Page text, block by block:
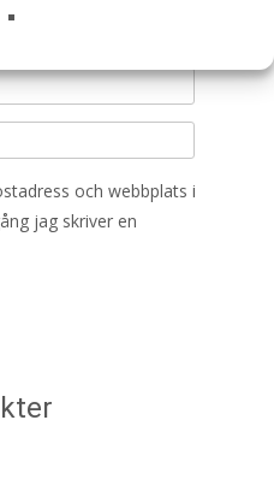
och webbplats i
jag skriver en